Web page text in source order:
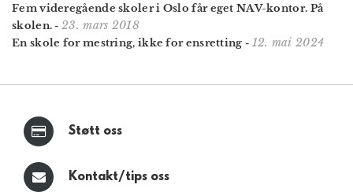
Fem videregående skoler i Oslo får eget NAV-kontor. På
skolen. - 23. mars 2018
En skole for mestring, ikke for ensretting - 12. mai 2024
Støtt oss
Kontakt/tips oss